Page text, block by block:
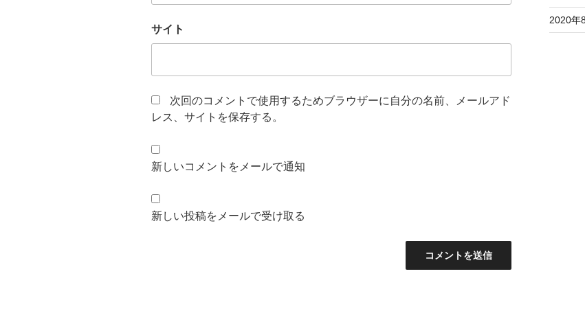
サイト
次回のコメントで使用するためブラウザーに自分の名前、メールアド
レス、サイトを保存する。
新しいコメントをメールで通知
新しい投稿をメールで受け取る
2020年